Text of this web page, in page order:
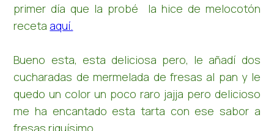
primer día que la probé la hice de melocotón
recetaaquí.
Bueno esta, esta deliciosa pero, le añadí dos
cucharadas de mermelada de fresas al pan y le
quedo un color un poco raro jajja pero delicioso
me ha encantado esta tarta con ese sabor a
fresas riquísimo.